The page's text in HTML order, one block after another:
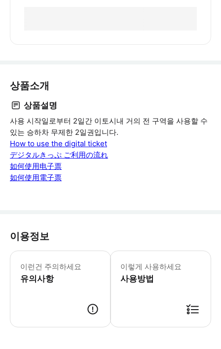
상품소개
상품설명
사용 시작일로부터 2일간 이토시내 거의 전 구역을 사용할 수
있는 승하차 무제한 2일권입니다.
How to use the digital ticket
デジタルきっぷ ご利⽤の流れ
如何使用电子票
如何使用電子票
이용정보
이런건 주의하세요
유의사항
이렇게 사용하세요
사용방법